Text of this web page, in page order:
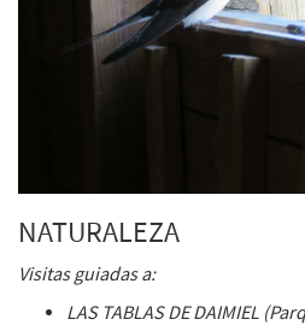
NATURALEZA
Visitas guiadas a:
LAS TABLAS DE DAIMIEL